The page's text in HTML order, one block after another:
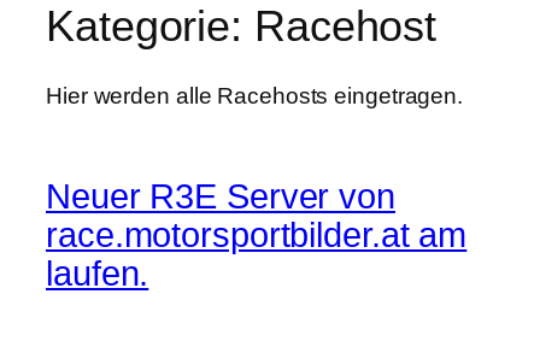
Kategorie: Racehost
Hier werden alle Racehosts eingetragen.
Neuer R3E Server von
race.motorsportbilder.at am
laufen.